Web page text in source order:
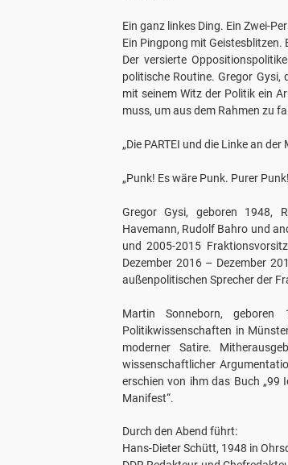
Ein ganz linkes Ding. Ein Zwei-
Ein Pingpong mit Geistesblitzen.
Der versierte
politische Routine. Gregor
mit seinem Witz der Politik ein
muss, um aus dem Rahmen zu
„Die PARTEI und die Linke an
„Punk! Es wäre Punk. Purer
Gregor Gysi, geboren 1948,
Havemann, Rudolf Bahro und
und 2005-2015
Dezember 2016 – Dezember
außenpolitischen Sprecher der
Martin Sonneborn,
Politikwissenschaften in
moderner Satire.
wissenschaftlicher
erschien von ihm das Buch „99
Manifest“.
Durch den Abend führt:
Hans-Dieter Schütt, 1948 in